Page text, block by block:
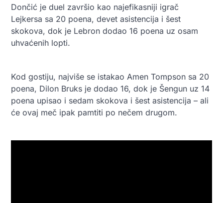
Dončić je duel završio kao najefikasniji igrač
Lejkersa sa 20 poena, devet asistencija i šest
skokova, dok je Lebron dodao 16 poena uz osam
uhvaćenih lopti.
Kod gostiju, najviše se istakao Amen Tompson sa 20
poena, Dilon Bruks je dodao 16, dok je Šengun uz 14
poena upisao i sedam skokova i šest asistencija – ali
će ovaj meč ipak pamtiti po nečem drugom.